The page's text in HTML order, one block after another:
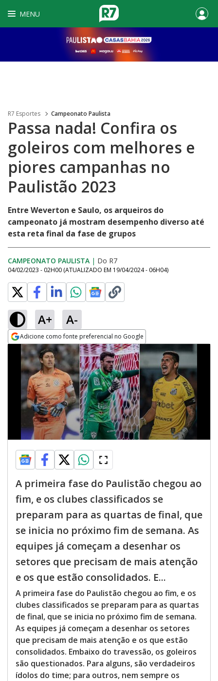
MENU
R7 Esportes Campeonato Paulista
Passa nada! Confira os
goleiros com melhores e
piores campanhas no
Paulistão 2023
Entre Weverton e Saulo, os arqueiros do
campeonato já mostram desempenho diverso até
esta reta final da fase de grupos
CAMPEONATO PAULISTA | Do R7
04/02/2023 - 02H00 (ATUALIZADO EM 19/04/2024 - 06H04)
A+ A-
Adicione como fonte preferencial no Google
Opens in new window
A primeira fase do Paulistão chegou ao
fim, e os clubes classificados se
preparam para as quartas de final, que
se inicia no próximo fim de semana. As
equipes já começam a desenhar os
setores que precisam de mais atenção
e os que estão consolidados. E...
A primeira fase do Paulistão chegou ao fim, e os
clubes classificados se preparam para as quartas
de final, que se inicia no próximo fim de semana.
As equipes já começam a desenhar os setores
que precisam de mais atenção e os que estão
consolidados. Embaixo do travessão, os goleiros
são questionados. Para alguns, são verdadeiros
ídolos do time; para outros, nem sempre os